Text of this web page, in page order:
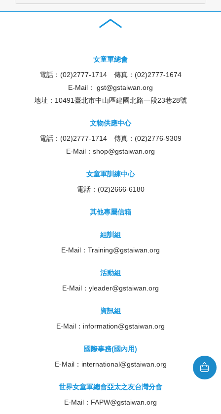
女童軍總會
電話：(02)2777-1714 傳真：(02)2777-1674
E-Mail： gst@gstaiwan.org
地址：10491臺北市中山區建國北路一段23巷28號
文物供應中心
電話：(02)2777-1714 傳真：(02)2776-9309
E-Mail： shop@gstaiwan.org
女童軍訓練中心
電話：(02)2666-6180
其他專屬信箱
組訓組
E-Mail： Training@gstaiwan.org
活動組
E-Mail： yleader@gstaiwan.org
資訊組
E-Mail： information@gstaiwan.org
國際事務(國內用)
E-Mail： international@gstaiwan.org
世界女童軍總會亞太之友台灣分會
E-Mail： FAPW@gstaiwan.org